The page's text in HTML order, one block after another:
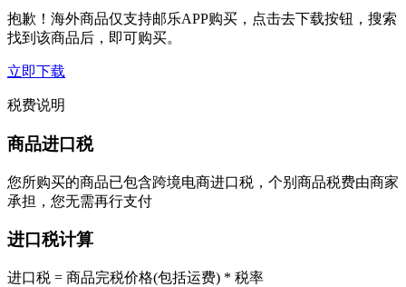
抱歉！海外商品仅支持邮乐APP购买，点击去下载按钮，搜索
找到该商品后，即可购买。
立即下载
税费说明
商品进口税
您所购买的商品已包含跨境电商进口税，个别商品税费由商家
承担，您无需再行支付
进口税计算
进口税 = 商品完税价格(包括运费) * 税率